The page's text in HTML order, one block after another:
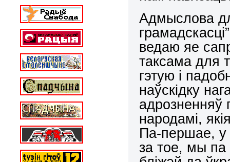
Адмыслова
ведаю яе
таксама для
гэтую і
наўскідку
адрозненняў
народамі,
Па-першае, у
за тое, мы па